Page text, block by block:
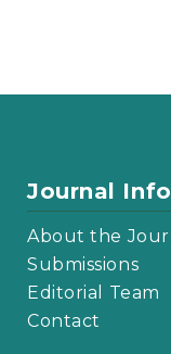
Journal
About the
Submissions
Editorial Team
Contact